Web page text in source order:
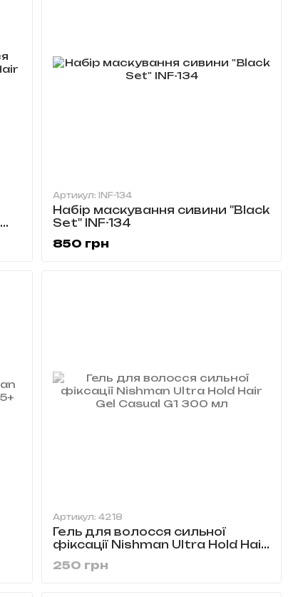
Артикул: INF-134
Набір маскування сивини "Black
Set" INF-134
850 грн
Артикул: 4218
Гель для волосся сильної
фіксації Nishman Ultra Hold Hair
250 грн